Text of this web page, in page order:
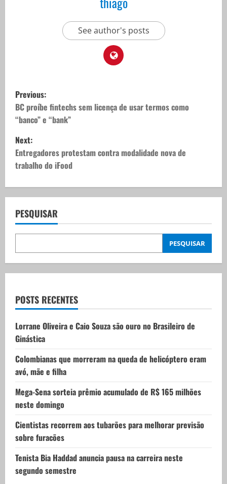
See author's posts
P
o
s
t
n
a
v
i
g
t
i
o
n
Previous:
BC proíbe fintechs sem licença de usar termos como
“banco” e “bank”
Next:
Entregadores protestam contra modalidade nova de
trabalho do iFood
PESQUISAR
PESQUISAR
POSTS RECENTES
Lorrane Oliveira e Caio Souza são ouro no Brasileiro de
Ginástica
Colombianas que morreram na queda de helicóptero eram
avó, mãe e filha
Mega-Sena sorteia prêmio acumulado de R$ 165 milhões
neste domingo
Cientistas recorrem aos tubarões para melhorar previsão
sobre furacões
Tenista Bia Haddad anuncia pausa na carreira neste
segundo semestre